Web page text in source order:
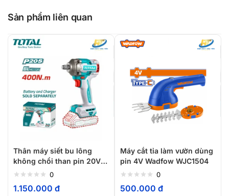
Sản phẩm liên quan
Thân máy siết bu lông
không chổi than pin 20V –
TOTAL TIWLI20401
0
1.150.000 đ
Máy cắt tỉa làm vườn dùng
pin 4V Wadfow WJC1504
0
500.000 đ